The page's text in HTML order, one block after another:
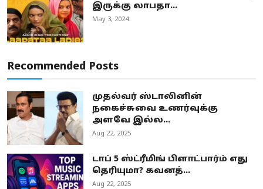
இருக்கு லாபதா...
May 3, 2024
Recommended Posts
முதல்வர் ஸ்டாலினின்
நகைச்சுவை உணர்வுக்கு
அளவே இல்ல...
Aug 22, 2025
டாப் 5 ஸ்ட்ரீமிங் பிளாட்பார்ம் எது
தெரியுமா? கவனத்...
Aug 22, 2025